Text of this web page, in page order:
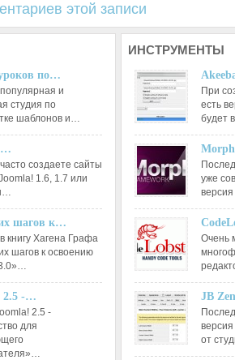
этой записи
по…
и
студия по
шаблонов и…
создаете сайты
1.6, 1.7 или
шагов к…
книгу Хагена Графа
шагов к освоению
2.5 -…
2.5 -
для
ИНСТРУМЕНТЫ
При
есть
будет
уже
Очень
JB
от